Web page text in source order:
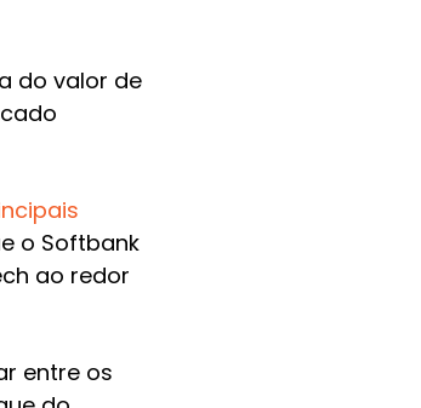
do valor de
o Softbank
ao redor
entre os